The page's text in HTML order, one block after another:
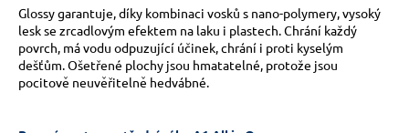
Glossy garantuje, díky kombinaci vosků s nano-polymery, vysoký
lesk se zrcadlovým efektem na laku i plastech. Chrání každý
povrch, má vodu odpuzující účinek, chrání i proti kyselým
dešťům. Ošetřené plochy jsou hmatatelné, protože jsou
pocitově neuvěřitelně hedvábné.
j
í
t
?